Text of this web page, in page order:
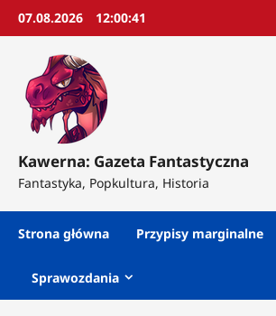
Przejdź
07.08.2026 12:00:43
Kawerna: Gazeta Fantastyczna
Fantastyka, Popkultura, Historia
Strona główna Przypisy marginalne
Sprawozdania